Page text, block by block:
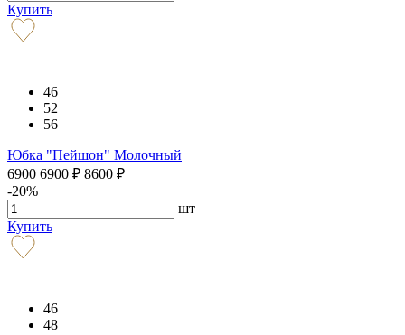
Купить
46
52
56
Юбка "Пейшон" Молочный
6900 6900 ₽ 8600 ₽
-20%
шт
Купить
46
48